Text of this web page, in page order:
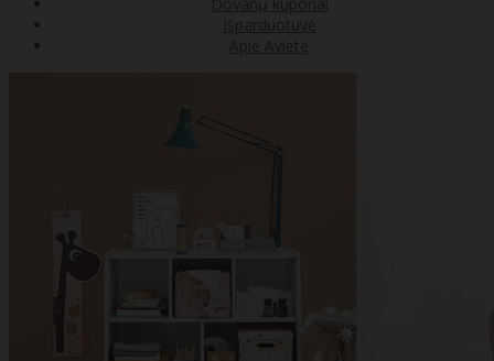
Išparduotuvė
Apie Avietę